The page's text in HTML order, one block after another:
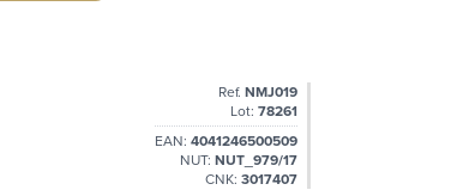
Ref. NMJ019
Lot: 78261
EAN: 4041246500509
NUT: NUT_979/17
CNK: 3017407